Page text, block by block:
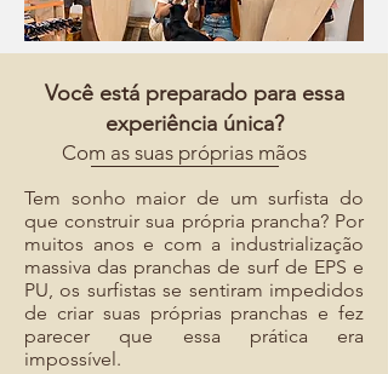
Você está preparado para essa
experiência única?
Com as suas próprias mãos
Tem sonho maior de um surfista do
que construir sua própria prancha? Por
muitos anos e com a industrialização
massiva das pranchas de surf de EPS e
PU, os surfistas se sentiram impedidos
de criar suas próprias pranchas e fez
parecer que essa prática era
impossível.